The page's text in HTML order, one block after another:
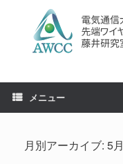
ス
ッ
メニュー
月別アーカイブ: 5